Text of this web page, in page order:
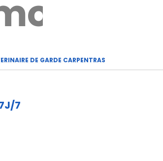
DE GARDE CARPENTRAS
7